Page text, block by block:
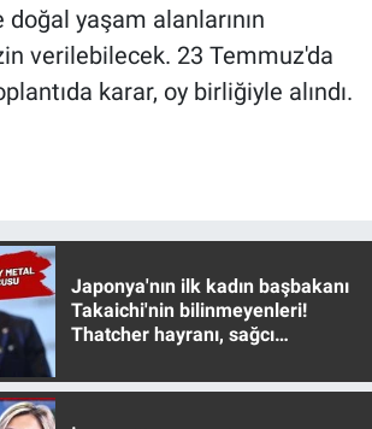
doğal yaşam alanlarının
verilebilecek. 23 Temmuz'da
karar, oy birliğiyle alındı.
Japonya'nın ilk kadın başbakanı
Takaichi'nin bilinmeyenleri!
Thatcher hayranı, sağcı